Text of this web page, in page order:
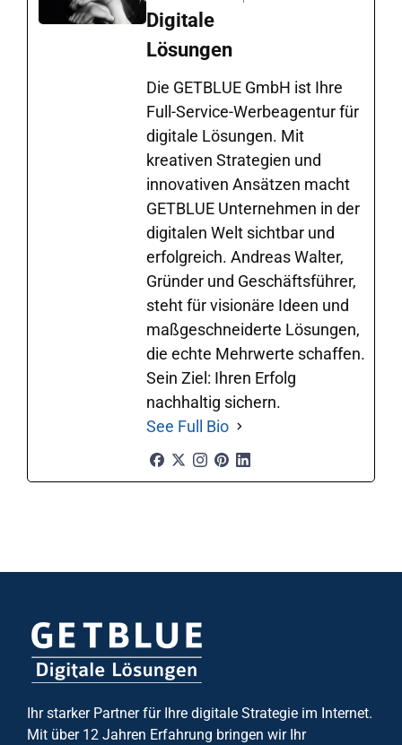
Digitale
Lösungen
Die GETBLUE GmbH ist Ihre
Full-Service-Werbeagentur für
digitale Lösungen. Mit
kreativen Strategien und
innovativen Ansätzen macht
GETBLUE Unternehmen in der
digitalen Welt sichtbar und
erfolgreich. Andreas Walter,
Gründer und Geschäftsführer,
steht für visionäre Ideen und
maßgeschneiderte Lösungen,
die echte Mehrwerte schaffen.
Sein Ziel: Ihren Erfolg
nachhaltig sichern.
See Full Bio
Ihr starker Partner für Ihre digitale Strategie im Internet.
Mit über 12 Jahren Erfahrung bringen wir Ihr